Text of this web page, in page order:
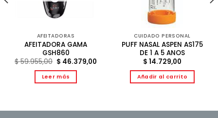
AFEITADORAS
AFEITADORA GAMA
GSH860
$59.955,00 El
precio
original
era:
$ 59.955,00.
$ 46.379,00
$ 46.379,00.
Leer más
CUIDADO PERSONAL
PUFF NASAL ASPEN AS175
DE 1 A 5 ANOS
$ 14.729,00
Añadir al carrito